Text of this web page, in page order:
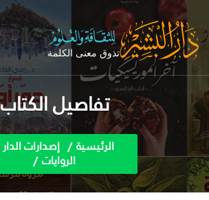
تفاصيل الكتاب
الرئيسية إصدارات الدار
الروايات